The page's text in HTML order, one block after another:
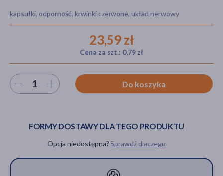
kapsułki, odporność, krwinki czerwone, układ nerwowy
23,59 zł
Cena za szt.: 0,79 zł
Wybierz ilość Do koszyka
FORMY DOSTAWY DLA TEGO PRODUKTU
Opcja niedostępna? Sprawdź dlaczego